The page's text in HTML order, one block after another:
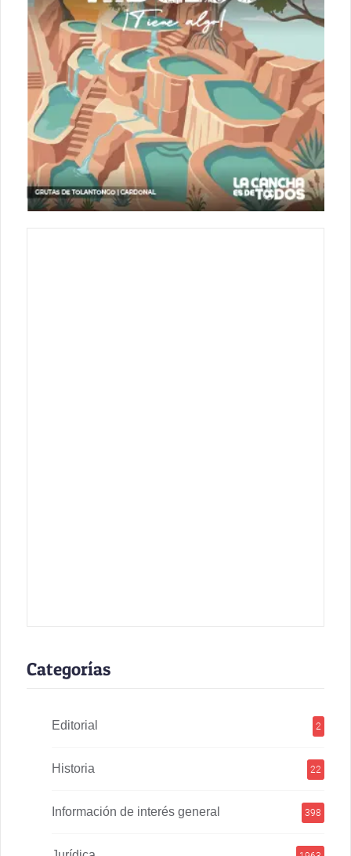
Categorías
Editorial 2
Historia 22
Información de interés general 398